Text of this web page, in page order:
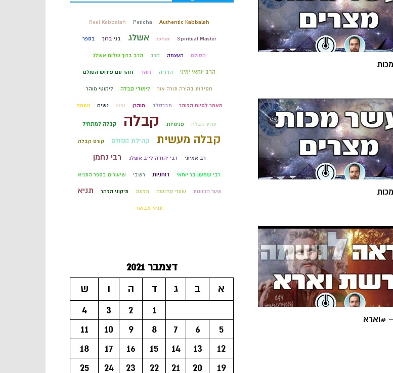
#וארא
Authentic Kabbalah
Peticha
Real Kabbalah
Spiritual Master
zohar אשלג בני ברוך בספר
הסולם העצמה הרב הרב ברוך שלום אשלג
הרב יוחאי ימיני הרזיה זוהר זוהר עם פירוש הסולם
חסידות בהירה תורה אור לימודי קבלה ליקוטי מוהר
מאמר לסיום הזוהר מברסלב מוהרן נפש נשים נשמה
ערוץ קבלה פנימיות קבלה קבלה למתחיל
קבלה מעשית קהילת הסולם קורס קבלה
רב אמיתי רבי יהודה לייב אשלג רבי נחמן
רבי שמעון בר יוחאי רוחניות רשבי שיעורים בספר התניא
שער הכוונות שערי קדושה תזונה תיקוני הזהר תניא
תניא מבואר
דצמבר 2021
א
ב ג ד ה ו
ש
1
2
3
4
5
6
7
8
9
10
11
12
13
14
15
16
17
18
19
20
21
22
23
24
25